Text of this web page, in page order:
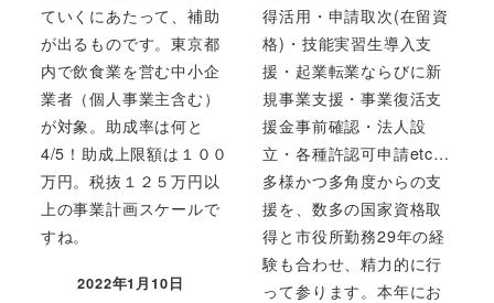
ていくにあたって、補助
が出るものです。東京都
内で飲食業を営む中小企
業者（個人事業主含む）
が対象。助成率は何と
4/5！助成上限額は１００
万円。税抜１２５万円以
上の事業計画スケールで
すね。
投稿日
2022年1月10日
得活用・申請取次(在留資
格)・技能実習生導入支
援・起業転業ならびに新
規事業支援・事業復活支
援金事前確認・法人設
立・各種許認可申請etc…
多様かつ多角度からの支
援を、数多の国家資格取
得と市役所勤務29年の経
験も合わせ、精力的に行
って参ります。本年にお